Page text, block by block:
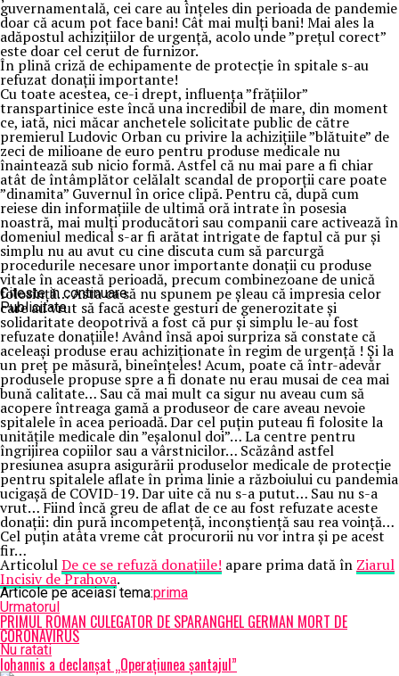
guvernamentală, cei care au înțeles din perioada de pandemie
doar că acum pot face bani! Cât mai mulți bani! Mai ales la
adăpostul achizițiilor de urgență, acolo unde ”prețul corect”
este doar cel cerut de furnizor.
În plină criză de echipamente de protecție în spitale s-au
refuzat donații importante!
Cu toate acestea, ce-i drept, influența ”frățiilor”
transpartinice este încă una incredibil de mare, din moment
ce, iată, nici măcar anchetele solicitate public de către
premierul Ludovic Orban cu privire la achizițiile ”blătuite” de
zeci de milioane de euro pentru produse medicale nu
înaintează sub nicio formă. Astfel că nu mai pare a fi chiar
atât de întâmplător celălalt scandal de proporții care poate
”dinamita” Guvernul în orice clipă. Pentru că, după cum
reiese din informațiile de ultimă oră intrate în posesia
noastră, mai mulți producători sau companii care activează în
domeniul medical s-ar fi arătat intrigate de faptul că pur și
simplu nu au avut cu cine discuta cum să parcurgă
procedurile necesare unor importante donații cu produse
vitale în această perioadă, precum combinezoane de unică
folosință… Asta ca să nu spunem pe șleau că impresia celor
care au vrut să facă aceste gesturi de generozitate și
solidaritate deopotrivă a fost că pur și simplu le-au fost
refuzate donațiile! Având însă apoi surpriza să constate că
aceleași produse erau achiziționate în regim de urgență ! Și la
un preț pe măsură, bineînțeles! Acum, poate că într-adevăr
produsele propuse spre a fi donate nu erau musai de cea mai
bună calitate… Sau că mai mult ca sigur nu aveau cum să
acopere întreaga gamă a produseor de care aveau nevoie
spitalele în acea perioadă. Dar cel puțin puteau fi folosite la
unitățile medicale din ”eșalonul doi”… La centre pentru
îngrijirea copiilor sau a vârstnicilor… Scăzând astfel
presiunea asupra asigurării produselor medicale de protecție
pentru spitalele aflate în prima linie a războiului cu pandemia
ucigașă de COVID-19. Dar uite că nu s-a putut… Sau nu s-a
vrut… Fiind încă greu de aflat de ce au fost refuzate aceste
donații: din pură incompetență, inconștiență sau rea voință…
Cel puțin atâta vreme cât procurorii nu vor intra și pe acest
fir…
ArticolulDe ce se refuză donațiile! apare prima dată în Ziarul
Incisiv de Prahova.
Articole pe aceiasi tema:prima
Urmatorul
PRIMUL ROMAN CULEGATOR DE SPARANGHEL GERMAN MORT DE
CORONAVIRUS
Nu ratati
Iohannis a declanșat „Operațiunea șantajul”
Citeste in continuare
Publicitate